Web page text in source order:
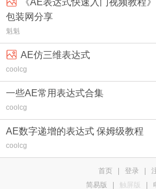
《AE表达式快速入门视频教程
包装网分享
魁魁
AE仿三维表达式
coolcg
一些AE常用表达式合集
coolcg
AE数字递增的表达式 保姆级教程
coolcg
首页 登录
简易版
触屏版